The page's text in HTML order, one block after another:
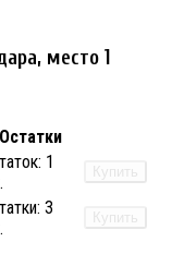
место 1
Остатки
1
Купить
3
Купить